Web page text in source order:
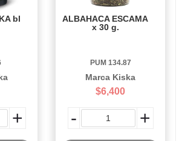
bl
+
ALBAHACA ESCAMA
x 30 g.
PUM 134.87
Marca Kiska
$6,400
- +